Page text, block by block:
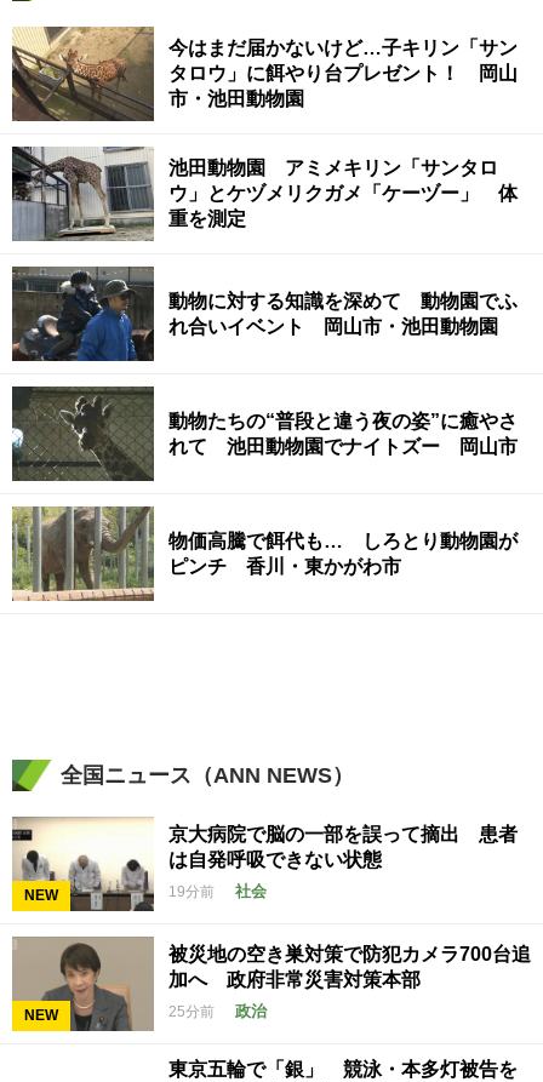
今はまだ届かないけど…子キリン「サン
タロウ」に餌やり台プレゼント！ 岡山
市・池田動物園
池田動物園 アミメキリン「サンタロ
ウ」とケヅメリクガメ「ケーヅー」 体
重を測定
動物に対する知識を深めて 動物園でふ
れ合いイベント 岡山市・池田動物園
動物たちの“普段と違う夜の姿”に癒やさ
れて 池田動物園でナイトズー 岡山市
物価高騰で餌代も… しろとり動物園が
ピンチ 香川・東かがわ市
全国ニュース（ANN NEWS）
NEW
京大病院で脳の一部を誤って摘出 患者
は自発呼吸できない状態
19分前 社会
NEW
被災地の空き巣対策で防犯カメラ700台追
加へ 政府非常災害対策本部
25分前 政治
東京五輪で「銀」 競泳・本多灯被告を